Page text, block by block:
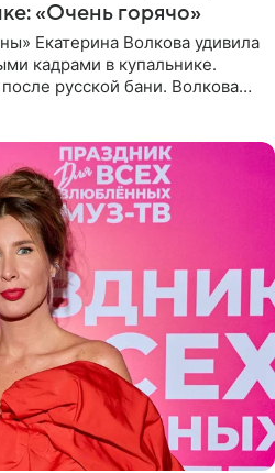
«Очень горячо»
Екатерина Волкова удивила
кадрами в купальнике.
русской бани. Волкова